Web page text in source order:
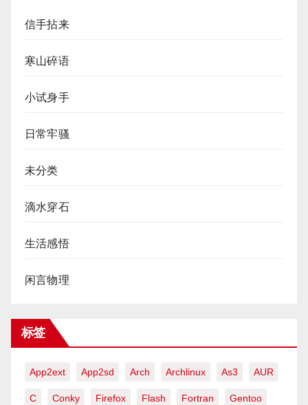
信手拈来
寒山碎语
小试身手
日常牢骚
未分类
滴水穿石
生活感悟
闲言物理
标签
App2ext App2sd Arch Archlinux As3 AUR
C Conky Firefox Flash Fortran Gentoo